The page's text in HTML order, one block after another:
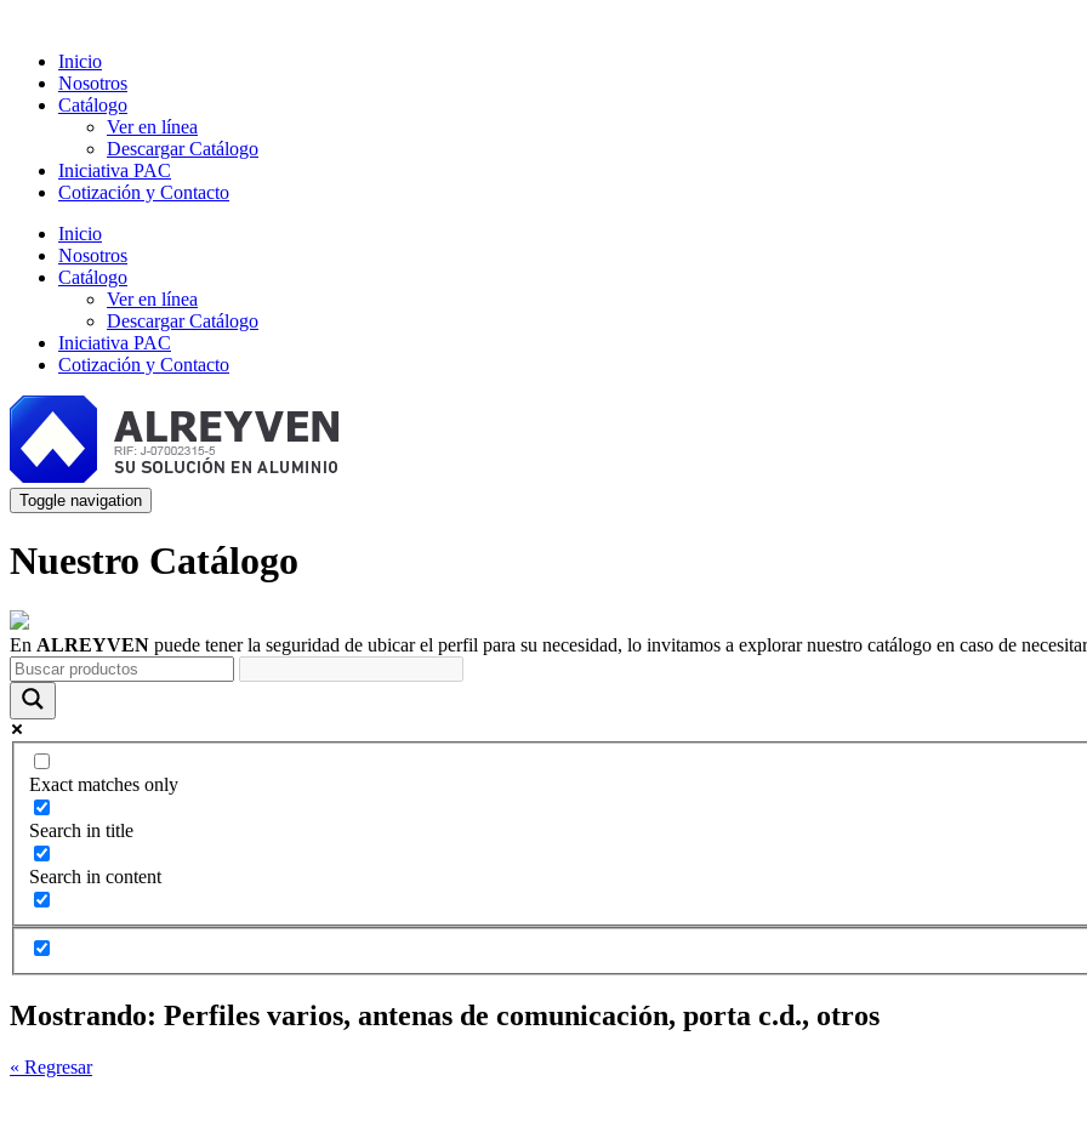
Inicio
Nosotros
Catálogo
Ver en línea
Descargar Catálogo
Iniciativa PAC
Cotización y Contacto
Inicio
Nosotros
Catálogo
Ver en línea
Descargar Catálogo
Iniciativa PAC
Cotización y Contacto
Toggle navigation
Nuestro Catálogo
En ALREYVEN puede tener la seguridad de ubicar el perfil para su necesidad, lo invitamos a explorar nuestro catálogo en caso de
Exact matches only
Search in title
Search in content
Mostrando: Perfiles varios, antenas de comunicación, porta c.d., otros
« Regresar